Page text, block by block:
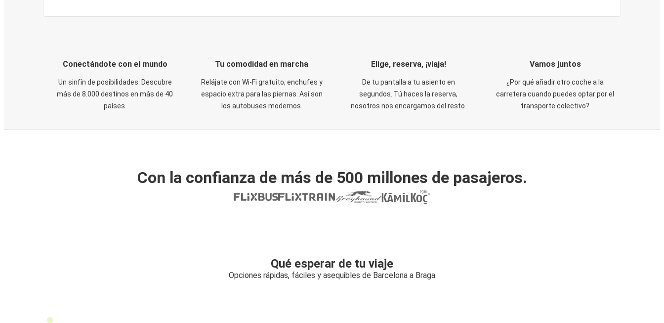
Conectándote con el mundo
Un sinfín de posibilidades. Descubre
más de 8.000 destinos en más de 40
países.
Tu comodidad en marcha
Relájate con Wi-Fi gratuito, enchufes y
espacio extra para las piernas. Así son
los autobuses modernos.
Elige, reserva, ¡viaja!
De tu pantalla a tu asiento en
segundos. Tú haces la reserva,
nosotros nos encargamos del resto.
Vamos juntos
¿Por qué añadir otro coche a la
carretera cuando puedes optar por el
transporte colectivo?
Con la confianza de más de 500 millones de pasajeros.
Qué esperar de tu viaje
Opciones rápidas, fáciles y asequibles de Barcelona a Braga